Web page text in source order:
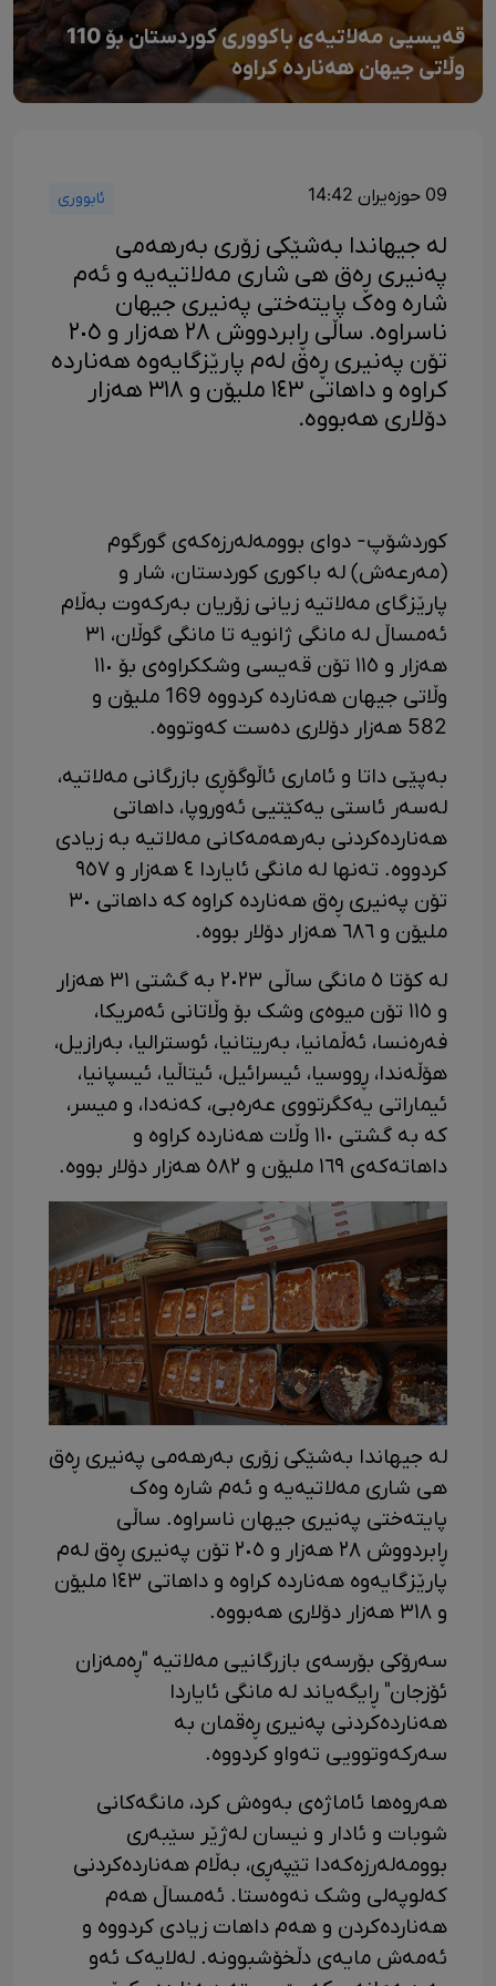
قەیسیی مەلاتیەی باکووری کوردستان بۆ 110
وڵاتی جیهان هەناردە کراوە
09 حوزەیران 14:42 ئابووری
لە جیهاندا بەشێکی زۆری بەرهەمی
پەنیری ڕەق هی شاری مەلاتیەیە و ئەم
شارە وەک پایتەختی پەنیری جیهان
ناسراوە. ساڵی ڕابردووش ٢٨ هەزار و ٢٠٥
تۆن پەنیری ڕەق لەم پارێزگایەوە هەناردە
کراوە و داهاتی ١٤٣ ملیۆن و ٣١٨ هەزار
دۆلاری هەبووە.
کوردشۆپ- دوای بوومەلەرزەکەی گورگوم
(مەرعەش) لە باکوری کوردستان، شار و
پارێزگای مەلاتیە زیانی زۆریان بەرکەوت بەڵام
ئەمساڵ لە مانگی ژانویە تا مانگی گوڵان، ٣١
هەزار و ١١٥ تۆن قەیسی وشککراوەی بۆ ١١٠
وڵاتی جیهان هەناردە کردووە 169 ملیۆن و
582 هەزار دۆلاری دەست کەوتووە.
بەپێی داتا و ئاماری ئاڵوگۆڕی بازرگانی مەلاتیە،
لەسەر ئاستی یەکێتیی ئەوروپا، داهاتی
هەناردەکردنی بەرهەمەکانی مەلاتیە بە زیادی
کردووە. تەنها لە مانگی ئایاردا ٤ هەزار و ٩٥٧
تۆن پەنیری ڕەق هەناردە کراوە کە داهاتی ٣٠
ملیۆن و ٦٨٦ هەزار دۆلار بووە.
لە کۆتا ٥ مانگی ساڵی ٢٠٢٣ بە گشتی ٣١ هەزار
و ١١٥ تۆن میوەی وشک بۆ وڵاتانی ئەمریکا،
فەرەنسا، ئەڵمانیا، بەریتانیا، ئوسترالیا، بەرازیل،
هۆڵەندا، ڕووسیا، ئیسرائیل، ئیتاڵیا، ئیسپانیا،
ئیماراتی یەکگرتووی عەرەبی، کەنەدا، و میسر،
کە بە گشتی ١١٠ وڵات هەناردە کراوە و
داهاتەکەی ١٦٩ ملیۆن و ٥٨٢ هەزار دۆلار بووە.
لە جیهاندا بەشێکی زۆری بەرهەمی پەنیری ڕەق
هی شاری مەلاتیەیە و ئەم شارە وەک
پایتەختی پەنیری جیهان ناسراوە. ساڵی
ڕابردووش ٢٨ هەزار و ٢٠٥ تۆن پەنیری ڕەق لەم
پارێزگایەوە هەناردە کراوە و داهاتی ١٤٣ ملیۆن
و ٣١٨ هەزار دۆلاری هەبووە.
سەرۆکی بۆرسەی بازرگانیی مەلاتیە "ڕەمەزان
ئۆزجان" ڕایگەیاند لە مانگی ئایاردا
هەناردەکردنی پەنیری ڕەقمان بە
سەرکەوتوویی تەواو کردووە.
هەروەها ئاماژەی بەوەش کرد، مانگەکانی
شوبات و ئادار و نیسان لەژێر سێبەری
بوومەلەرزەکەدا تێپەڕی، بەڵام هەناردەکردنی
کەلوپەلی وشک نەوەستا. ئەمساڵ هەم
هەناردەکردن و هەم داهات زیادی کردووە و
ئەمەش مایەی دڵخۆشبوونە. لەلایەک ئەو